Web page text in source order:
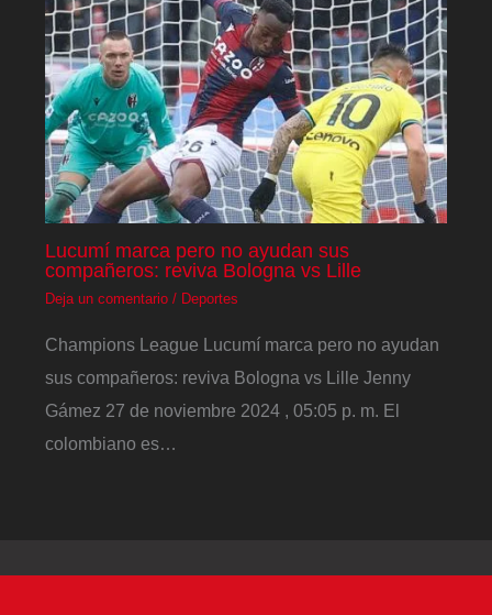
Lucumí marca pero no ayudan sus
compañeros: reviva Bologna vs Lille
Deja un comentario / Deportes
Champions League Lucumí marca pero no ayudan
sus compañeros: reviva Bologna vs Lille Jenny
Gámez 27 de noviembre 2024 , 05:05 p. m. El
colombiano es…